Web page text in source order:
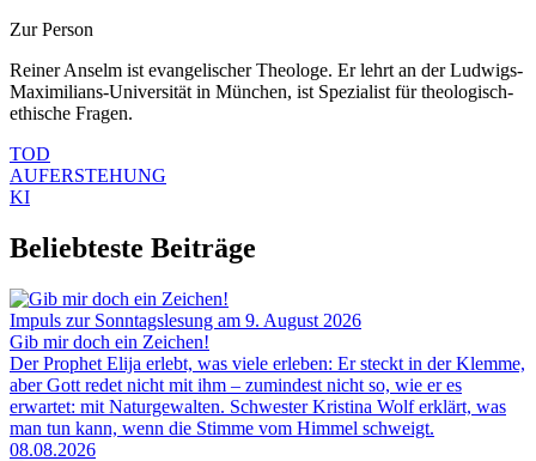
Zur Person
Reiner Anselm ist evangelischer Theologe. Er lehrt an der Ludwigs-
Maximilians-Universität in München, ist Spezialist für theologisch-
ethische Fragen.
TOD
AUFERSTEHUNG
KI
Beliebteste Beiträge
Impuls zur Sonntagslesung am 9. August 2026
Gib mir doch ein Zeichen!
Der Prophet Elija erlebt, was viele erleben: Er steckt in der Klemme,
aber Gott redet nicht mit ihm – zumindest nicht so, wie er es
erwartet: mit Naturgewalten. Schwester Kristina Wolf erklärt, was
man tun kann, wenn die Stimme vom Himmel schweigt.
08.08.2026